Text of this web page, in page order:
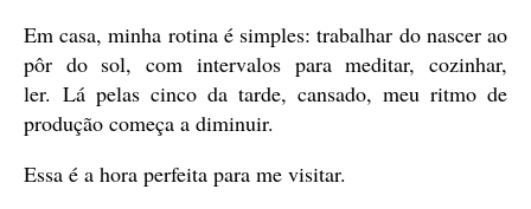
Em casa, minha rotina é simples: trabalhar do nascer ao
pôr do sol, com intervalos para meditar, cozinhar,
ler. Lá pelas cinco da tarde, cansado, meu ritmo de
produção começa a diminuir.
Essa é a hora perfeita para me visitar.